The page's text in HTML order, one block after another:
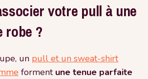
votre pull à une
robe ?
un pull et un sweat-shirt
forment une tenue parfaite